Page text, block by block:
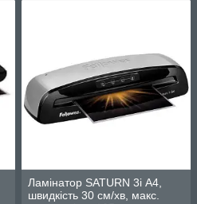
Ламінатор SATURN 3i А4,
швидкість 30 см/хв, макс.